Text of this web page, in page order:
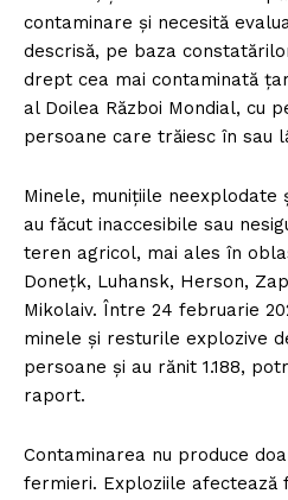
contaminare și necesită
descrisă, pe baza
drept cea mai contaminată
al Doilea Război Mondial, cu
persoane care trăiesc în sau
Minele, munițiile
au făcut inaccesibile sau
teren agricol, mai ales în
Donețk, Luhansk, Herson,
Mikolaiv. Între 24 februarie
minele și resturile explozive
persoane și au rănit 1.188,
raport.
Contaminarea nu produce
fermieri. Exploziile afectează